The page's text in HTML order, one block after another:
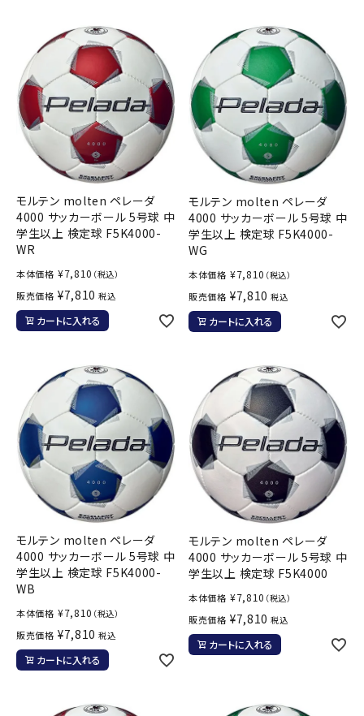
モルテン molten ペレーダ
4000 サッカーボール 5号球 中
学生以上 検定球 F5K4000-
WR
本体価格 ¥7,810 （税込）
販売価格 ¥7,810 税込
カートに入れる
モルテン molten ペレーダ
4000 サッカーボール 5号球 中
学生以上 検定球 F5K4000-
WG
本体価格 ¥7,810 （税込）
販売価格 ¥7,810 税込
カートに入れる
モルテン molten ペレーダ
4000 サッカーボール 5号球 中
学生以上 検定球 F5K4000-
WB
本体価格 ¥7,810 （税込）
販売価格 ¥7,810 税込
カートに入れる
モルテン molten ペレーダ
4000 サッカーボール 5号球 中
学生以上 検定球 F5K4000
本体価格 ¥7,810 （税込）
販売価格 ¥7,810 税込
カートに入れる